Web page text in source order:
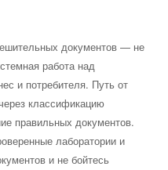
документов — не
работа над
и потребителя. Путь от
классификацию
правильных документов.
лаборатории и
и не бойтесь